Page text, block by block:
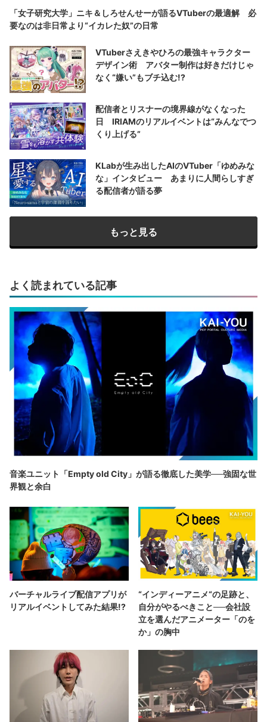
「女子研究大学」ニキ＆しろせんせーが語るVTuberの最適解 必
要なのは非日常より“イカレた奴”の日常
VTuberさえきやひろの最強キャラクター
デザイン術 アバター制作は好きだけじゃ
なく“嫌い”もブチ込む!?
配信者とリスナーの境界線がなくなった
日 IRIAMのリアルイベントは“みんなでつ
くり上げる”
KLabが生み出したAIのVTuber「ゆめみな
な」インタビュー あまりに人間らしすぎ
る配信者が語る夢
もっと見る
よく読まれている記事
音楽ユニット「Empty old City」が語る徹底した美学──強固な世
界観と余白
バーチャルライブ配信アプリが
リアルイベントしてみた結果!?
“インディーアニメ“の足跡と、
自分がやるべきこと──会社設
立を選んだアニメーター「のを
か」の胸中